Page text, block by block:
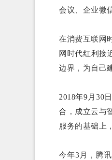
会议、企业微
在消费互联网
网时代红利接
边界，为自己
2018年9月30
合，成立云与
服务的基础上
今年3月，腾